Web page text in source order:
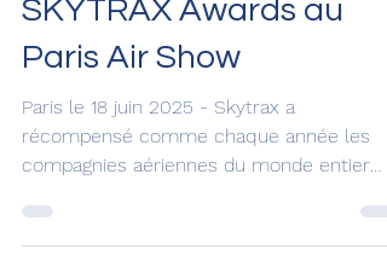
l'édition 2025 des
Paris Air Show
récompensé comme chaque année les
compagnies aériennes du monde entier